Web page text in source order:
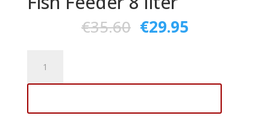
€35.60 €29.95
Aquaforte
Feeder